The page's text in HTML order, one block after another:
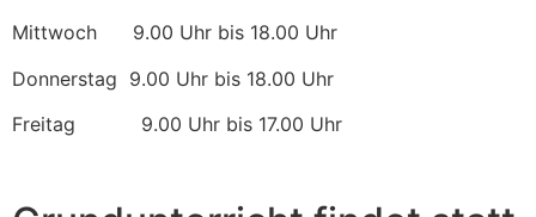
Mittwoch 9.00 Uhr bis 18.00 Uhr
Donnerstag 9.00 Uhr bis 18.00 Uhr
Freitag 9.00 Uhr bis 17.00 Uhr